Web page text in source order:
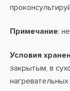
Примечание:
Условия
закрытым, в